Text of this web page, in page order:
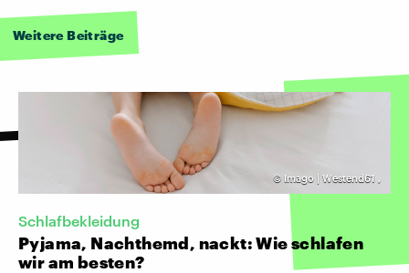
Weitere Beiträge
© Imago | Westend61 ,
Schlafbekleidung
Pyjama, Nachthemd, nackt: Wie schlafen
wir am besten?